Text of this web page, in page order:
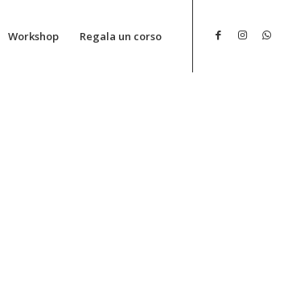
Workshop Regala un corso